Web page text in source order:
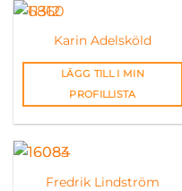
Karin Adelsköld
LÄGG TILL I MIN
PROFILLISTA
Fredrik Lindström